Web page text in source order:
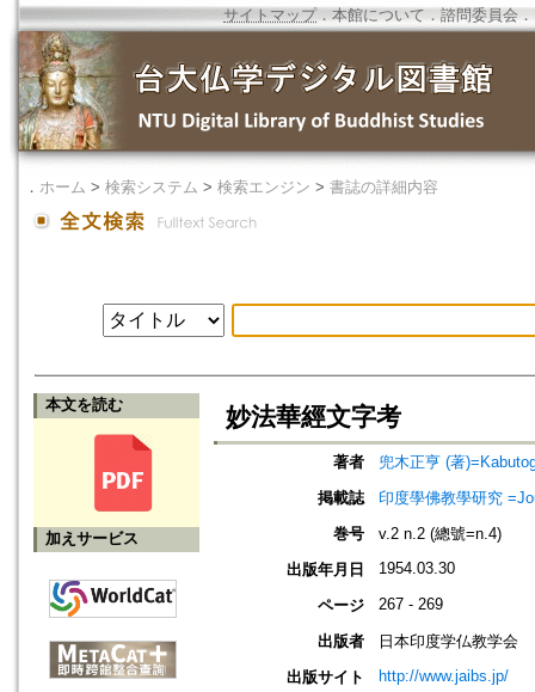
サイトマップ．本館について ． 諮問委員会 ．
． ホーム > 検索システム > 検索エンジン > 書誌の詳細内容
本文を読む
加えサービス
妙法華經文字考
著者
兜木正亨 (著
掲載誌
印度學佛教學研究
巻号
v.2 n.2 (總號=n.4)
出版年月日
1954.03.30
ページ 267 - 269
出版者
日本印度学仏教学会
出版サイト
http://www.jaibs.jp/